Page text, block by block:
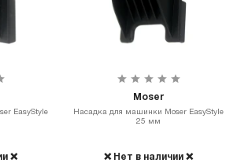
EasyStyle
❌
Moser
Насадка для машинки Moser EasyStyle
25 мм
❌ Нет в наличии ❌